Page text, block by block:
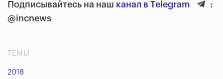
Подписывайтесь на наш канал в Telegram
:
@incnews
ТЕМЫ
2018